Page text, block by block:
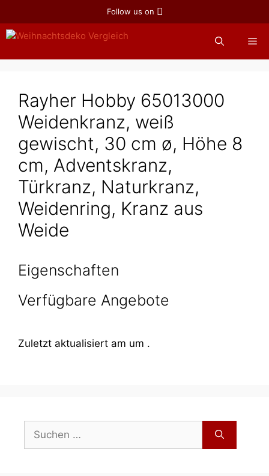
Inhalt
springen
Follow us on
Rayher Hobby 65013000
Weidenkranz, weiß
gewischt, 30 cm ø, Höhe 8
cm, Adventskranz,
Türkranz, Naturkranz,
Weidenring, Kranz aus
Weide
Eigenschaften
Verfügbare Angebote
Zuletzt aktualisiert am um .
nach: